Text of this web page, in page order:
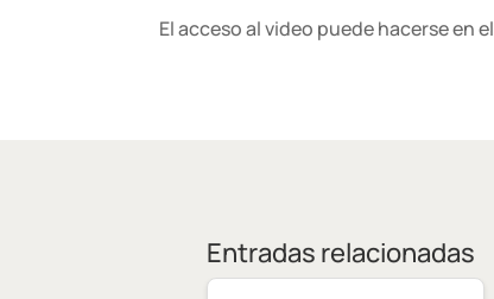
El acceso al video puede hacerse en el
Entradas relacionadas